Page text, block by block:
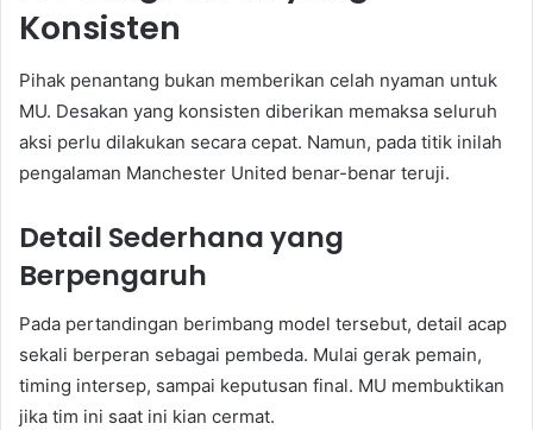
Konsisten
Pihak penantang bukan memberikan celah nyaman untuk
MU. Desakan yang konsisten diberikan memaksa seluruh
aksi perlu dilakukan secara cepat. Namun, pada titik inilah
pengalaman Manchester United benar-benar teruji.
Detail Sederhana yang
Berpengaruh
Pada pertandingan berimbang model tersebut, detail acap
sekali berperan sebagai pembeda. Mulai gerak pemain,
timing intersep, sampai keputusan final. MU membuktikan
jika tim ini saat ini kian cermat.